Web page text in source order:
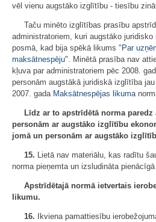
vēl vienu augstāko izglītību - tiesību
Taču minēto izglītības prasību
administratoriem, kuri augstāko
posmā, kad bija spēkā likums " Par
maksātnespēju". Minētā prasība nav
kļuva par administratoriem pēc 2008.
personām augstākā juridiskā izglītība
2007. gada Maksātnespējas likuma
Līdz ar to apstrīdētā norma
personām ar augstāko izglītību
jomā un personām ar augstāko
15. Lietā nav materiālu, kas radītu
norma pieņemta un izsludināta
Apstrīdētajā normā ietvertais
likumu.
16. Ikviena pamattiesību